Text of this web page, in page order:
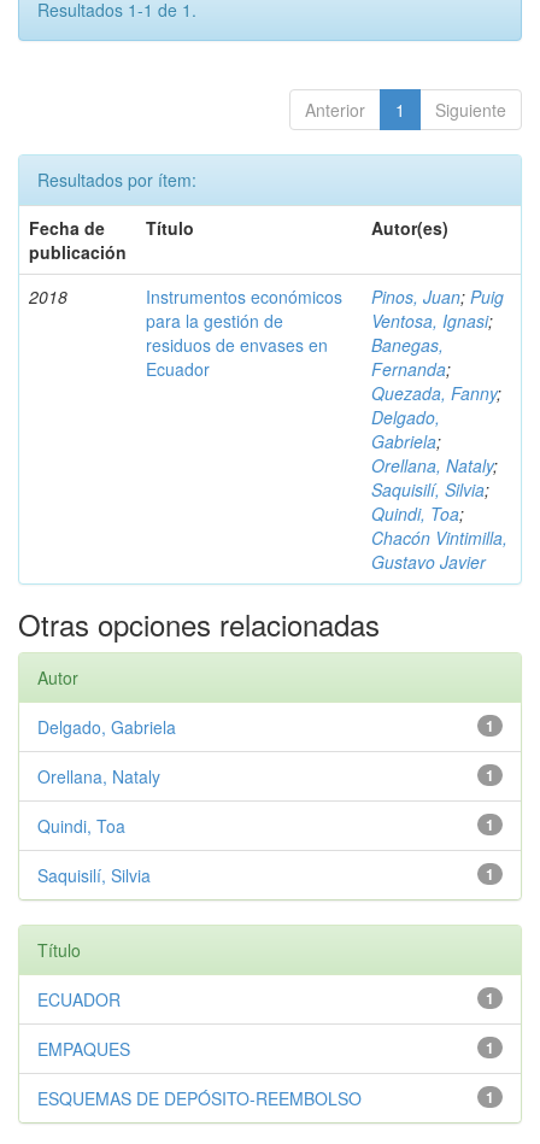
Resultados 1-1 de 1.
Anterior 1 Siguiente
Resultados por ítem:
Fecha de
publicación
Título Autor(es)
2018
Instrumentos económicos
para la gestión de
residuos de envases en
Ecuador
Pinos, Juan; Puig
Ventosa, Ignasi;
Banegas,
Fernanda;
Quezada, Fanny;
Delgado,
Gabriela;
Orellana, Nataly;
Saquisilí, Silvia;
Quindi, Toa;
Chacón Vintimilla,
Gustavo Javier
Otras opciones relacionadas
Autor
1
Delgado, Gabriela
1
Orellana, Nataly
1
Quindi, Toa
1
Saquisilí, Silvia
Título
1
ECUADOR
1
EMPAQUES
1
ESQUEMAS DE DEPÓSITO-REEMBOLSO